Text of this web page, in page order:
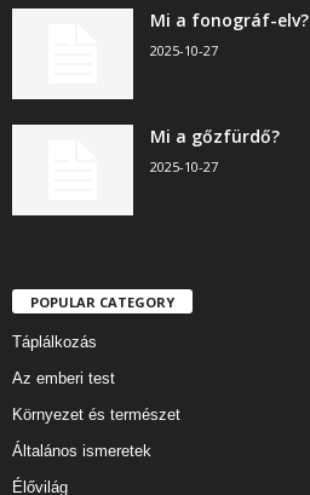
Mi a fonográf-elv?
2025-10-27
Mi a gőzfürdő?
2025-10-27
POPULAR CATEGORY
Táplálkozás
Az emberi test
Környezet és természet
Általános ismeretek
Élővilág